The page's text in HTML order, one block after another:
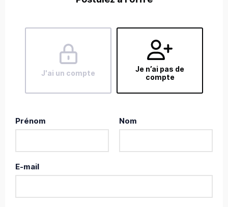
J'ai un compte
Je n’ai pas de
compte
Prénom Nom
E-mail